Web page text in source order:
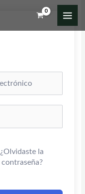
¿Olvidaste la
contraseña?